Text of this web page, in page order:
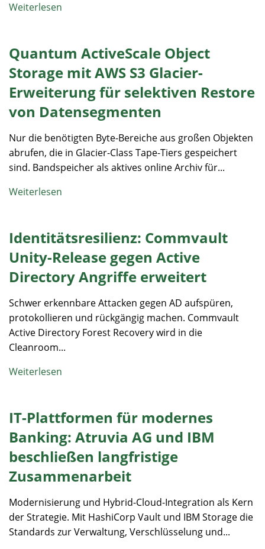
Weiterlesen
Quantum ActiveScale Object
Storage mit AWS S3 Glacier-
Erweiterung für selektiven Restore
von Datensegmenten
Nur die benötigten Byte-Bereiche aus großen Objekten
abrufen, die in Glacier-Class Tape-Tiers gespeichert
sind. Bandspeicher als aktives online Archiv für...
Weiterlesen
Identitätsresilienz: Commvault
Unity-Release gegen Active
Directory Angriffe erweitert
Schwer erkennbare Attacken gegen AD aufspüren,
protokollieren und rückgängig machen. Commvault
Active Directory Forest Recovery wird in die
Cleanroom...
Weiterlesen
IT-Plattformen für modernes
Banking: Atruvia AG und IBM
beschließen langfristige
Zusammenarbeit
Modernisierung und Hybrid-Cloud-Integration als Kern
der Strategie. Mit HashiCorp Vault und IBM Storage die
Standards zur Verwaltung, Verschlüsselung und...